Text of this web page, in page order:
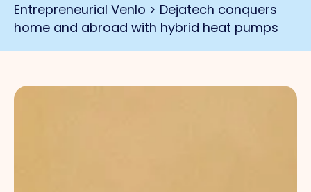
Entrepreneurial Venlo > Dejatech conquers
home and abroad with hybrid heat pumps